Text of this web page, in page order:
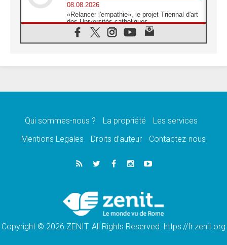
08.08.2026
«Relancer l'empathie», le projet Triennal d'art
des Universités catholiques
08.08.2026
Signis 2026, donner la parole aux religieuses
07.08.2026
07.08.2026
de l'Assomption et mémoire nationale
«La paix commence par l'empathie» estime
le cardinal Parolin
En Colombie, «la paix ne s'achète pas avec
une signature»
Qui sommes-nous ? La propriété
Les services
Mentions Legales
Droits d’auteur Contactez-nous
Copyright © 2026 ZENIT. All Rights Reserved. https://fr.zenit.org